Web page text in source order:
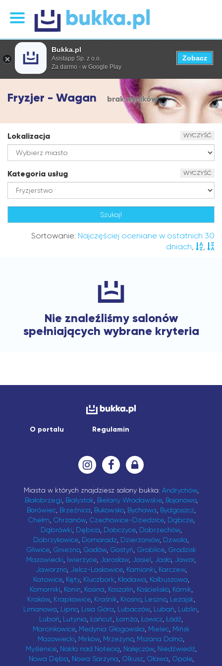
Fryzjer - Wagan brak wyników
Lokalizacja WYCZYŚĆ
Kategoria usług WYCZYŚĆ
Sortowanie: Najczęściej oceniane w ostatnich 30
dniach, ,
Nie znaleźliśmy salonów
spełniających wybrane kryteria
O portalu Regulamin
Miasta w których znajdziesz salony bukka: Andrychów,
Białobrzegi, Białystok, Bielany Wrocławskie, Bojanowo,
Borówiec, Brzeźnica, Bukowsko, Bychawa, Bydgoszcz,
Chełm, Chrzanów, Czechowice-Dziedzice, Dąbcze,
Dąbrówki, Dębica, Dobczyce, Dobrzechów,
Dobrzykowice, Domaradz, Dzierżoniów, Dzwola,
Gliwice, Gniezno, Godów, Gostyń, Groblice, Grodzisk
Mazowiecki, Iwierzyce, Jarosław, Jasiel, Jasło, Jawor,
Jaworzno, Jelcz-Laskowice, Kamionki, Karczew,
Katowice, Kęty, Kluczbork, Kłodawa, Kolbuszowa,
Komorniki, Konin, Kosina, Koszalin, Kościelisko, Kórnik,
Kraków, Krapkowice, Kraśnik, Krosno, Leszno, Leżajsk,
Limanowa, Lipno, Lisia Góra, Lubaczów, Lubań, Lublin,
Luboń, Lutynia, Łańcut, Łomża, Łowicz, Łódź,
Marcinkowice, Medynia Głogowska, Mielec, Mińsk
Mazowiecki, Mirków, Mrzeżyno, Mszana Dolna,
Myślenice, Nakło nad Notecią, Nałęczów, Niedźwiedź,
Nowa Dęba, Nowa Sarzyna, Olkusz, Oława, Opole,
Bukka.pl
Asistapp Sp. z o.o.
Za darmo - w Google Play
Zobacz